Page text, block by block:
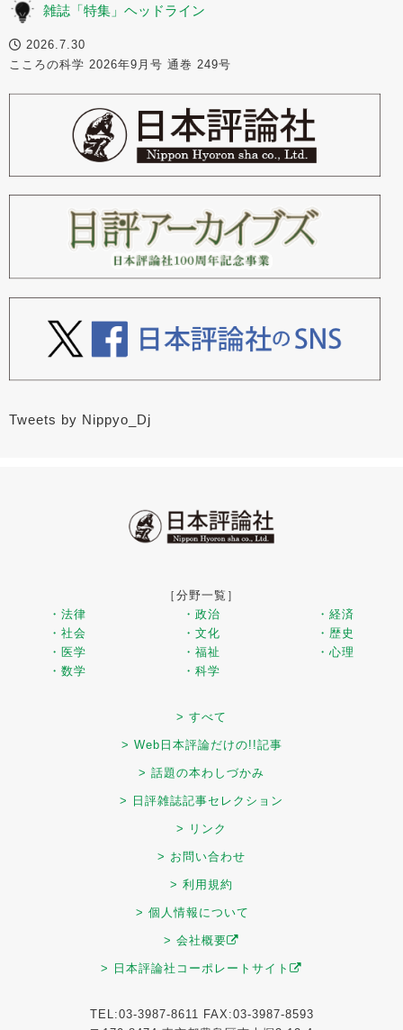
雑誌「特集」ヘッドライン
2026.7.30
こころの科学 2026年9月号 通巻 249号
Tweets by Nippyo_Dj
［分野一覧］
・法律
・政治
・経済
・社会
・文化
・歴史
・医学
・福祉
・心理
・数学
・科学
> すべて
> Web日本評論だけの!!記事
> 話題の本わしづかみ
> 日評雑誌記事セレクション
> リンク
> お問い合わせ
> 利用規約
> 個人情報について
> 会社概要
> 日本評論社コーポレートサイト
TEL:03-3987-8611 FAX:03-3987-8593